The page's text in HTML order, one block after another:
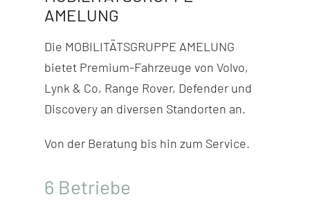
AMELUNG
Die MOBILITÄTSGRUPPE AMELUNG
bietet Premium-Fahr­zeuge von Volvo,
Lynk & Co, Range Rover, Defender und
Discovery an diversen Stand­orten an.
Von der Beratung bis hin zum Service.
6 Betriebe